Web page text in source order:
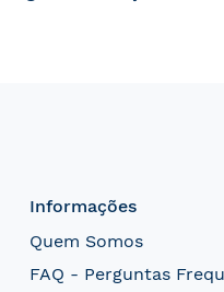
Informações
Quem Somos
FAQ - Perguntas